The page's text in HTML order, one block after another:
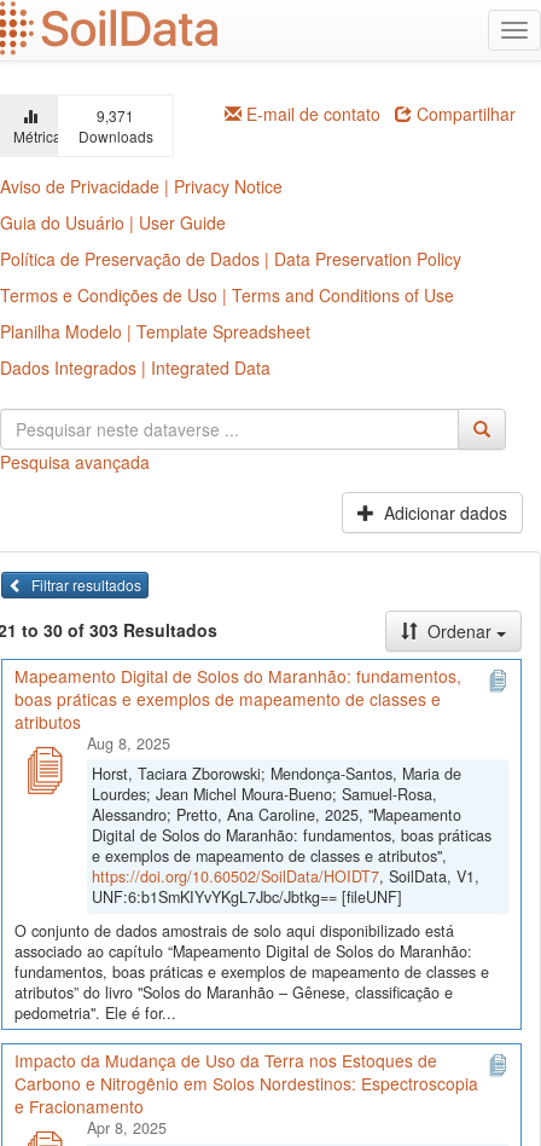
Ir
para
o
principal
Métricas
9,371
Downloads
E-mail de contato Compartilhar
Aviso de Privacidade | Privacy Notice
Guia do Usuário | User Guide
Política de Preservação de Dados | Data Preservation Policy
Termos e Condições de Uso | Terms and Conditions of Use
Planilha Modelo | Template Spreadsheet
Dados Integrados | Integrated Data
Pesquisa avançada
Adicionar dados
Filtrar resultados
to 30 of 303 Resultados
Ordenar
Mapeamento Digital de Solos do Maranhão: fundamentos,
boas práticas e exemplos de mapeamento de classes e
atributos
Aug 8, 2025
Horst, Taciara Zborowski; Mendonça-Santos, Maria de
Lourdes; Jean Michel Moura-Bueno; Samuel-Rosa,
Alessandro; Pretto, Ana Caroline, 2025, "Mapeamento
Digital de Solos do Maranhão: fundamentos, boas práticas
e exemplos de mapeamento de classes e atributos",
https://doi.org/10.60502/SoilData/HOIDT7, SoilData, V1,
UNF:6:b1SmKIYvYKgL7Jbc/Jbtkg== [fileUNF]
O conjunto de dados amostrais de solo aqui disponibilizado está
associado ao capítulo “Mapeamento Digital de Solos do Maranhão:
fundamentos, boas práticas e exemplos de mapeamento de classes e
atributos” do livro "Solos do Maranhão – Gênese, classificação e
pedometria". Ele é for...
Impacto da Mudança de Uso da Terra nos Estoques de
Carbono e Nitrogênio em Solos Nordestinos: Espectroscopia
e Fracionamento
Apr 8, 2025